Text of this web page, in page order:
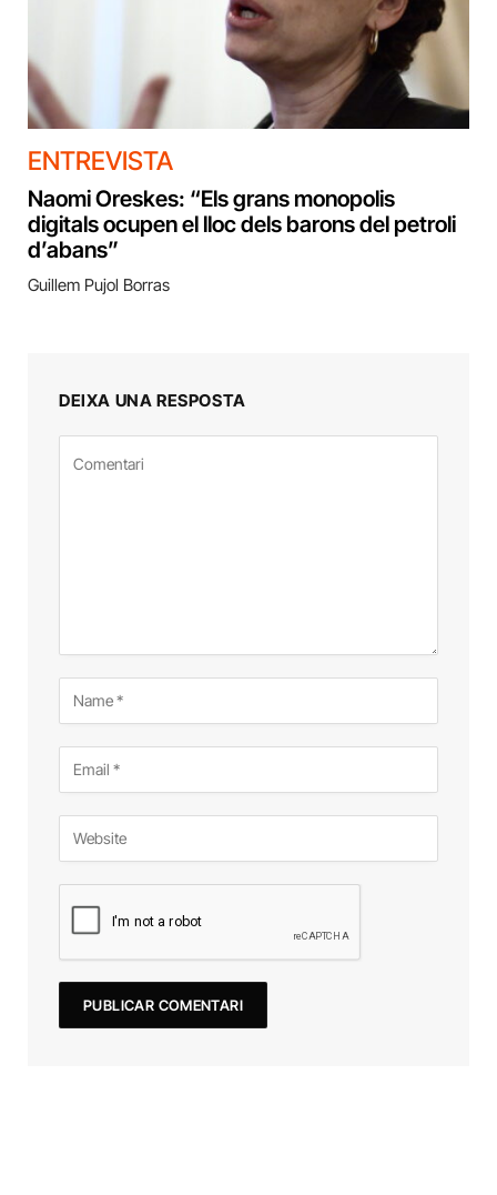
ENTREVISTA
Naomi Oreskes: “Els grans monopolis
digitals ocupen el lloc dels barons del petroli
d’abans”
Guillem Pujol Borras
DEIXA UNA RESPOSTA